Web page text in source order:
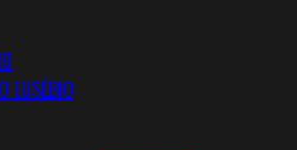
EUSÉBIO